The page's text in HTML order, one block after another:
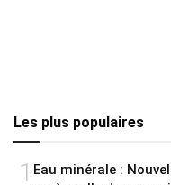
Les plus populaires
1 Eau minérale :